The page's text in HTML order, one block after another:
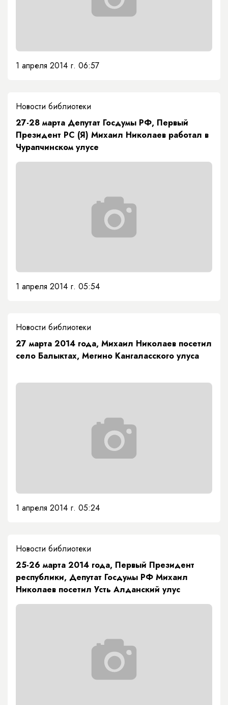
1 апреля 2014 г. 06:57
Новости библиотеки
27-28 марта Депутат Госдумы РФ, Первый
Президент РС (Я) Михаил Николаев работал в
Чурапчинском улусе
1 апреля 2014 г. 05:54
Новости библиотеки
27 марта 2014 года, Михаил Николаев посетил
село Балыктах, Мегино Кангаласского улуса
1 апреля 2014 г. 05:24
Новости библиотеки
25-26 марта 2014 года, Первый Президент
республики, Депутат Госдумы РФ Михаил
Николаев посетил Усть Алданский улус